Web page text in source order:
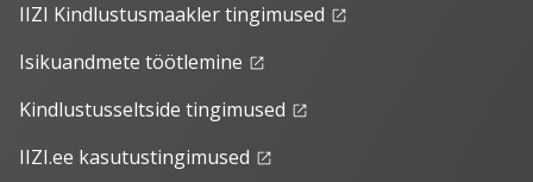
IIZI Kindlustusmaakler tingimused launch
Isikuandmete töötlemine launch
Kindlustusseltside tingimused launch
IIZI.ee kasutustingimused launch